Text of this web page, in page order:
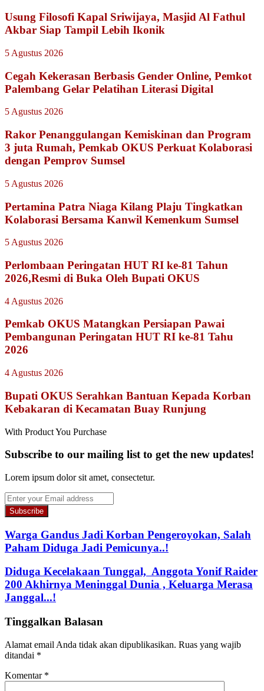
Usung Filosofi Kapal Sriwijaya, Masjid Al Fathul
Akbar Siap Tampil Lebih Ikonik
5 Agustus 2026
Cegah Kekerasan Berbasis Gender Online, Pemkot
Palembang Gelar Pelatihan Literasi Digital
5 Agustus 2026
Rakor Penanggulangan Kemiskinan dan Program
3 juta Rumah, Pemkab OKUS Perkuat Kolaborasi
dengan Pemprov Sumsel
5 Agustus 2026
Pertamina Patra Niaga Kilang Plaju Tingkatkan
Kolaborasi Bersama Kanwil Kemenkum Sumsel
5 Agustus 2026
Perlombaan Peringatan HUT RI ke-81 Tahun
2026,Resmi di Buka Oleh Bupati OKUS
4 Agustus 2026
Pemkab OKUS Matangkan Persiapan Pawai
Pembangunan Peringatan HUT RI ke-81 Tahu
2026
4 Agustus 2026
Bupati OKUS Serahkan Bantuan Kepada Korban
Kebakaran di Kecamatan Buay Runjung
With Product You Purchase
Subscribe to our mailing list to get the new updates!
Lorem ipsum dolor sit amet, consectetur.
Enter
your
Email
address
Warga Gandus Jadi Korban Pengeroyokan, Salah
Paham Diduga Jadi Pemicunya..!
Diduga Kecelakaan Tunggal, Anggota Yonif Raider
200 Akhirnya Meninggal Dunia , Keluarga Merasa
Janggal...!
Tinggalkan Balasan
Alamat email Anda tidak akan dipublikasikan. Ruas yang wajib
ditandai *
Komentar *